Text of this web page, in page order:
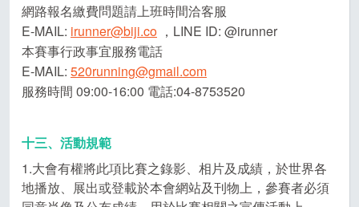
網路報名繳費問題請上班時間洽客服
E-MAIL: irunner@biji.co ，LINE ID: @irunner
本賽事行政事宜服務電話
E-MAIL: 520running@gmail.com
服務時間 09:00-16:00 電話:04-8753520
十三、活動規範
1.大會有權將此項比賽之錄影、相片及成績，於世界各
地播放、展出或登載於本會網站及刊物上，參賽者必須